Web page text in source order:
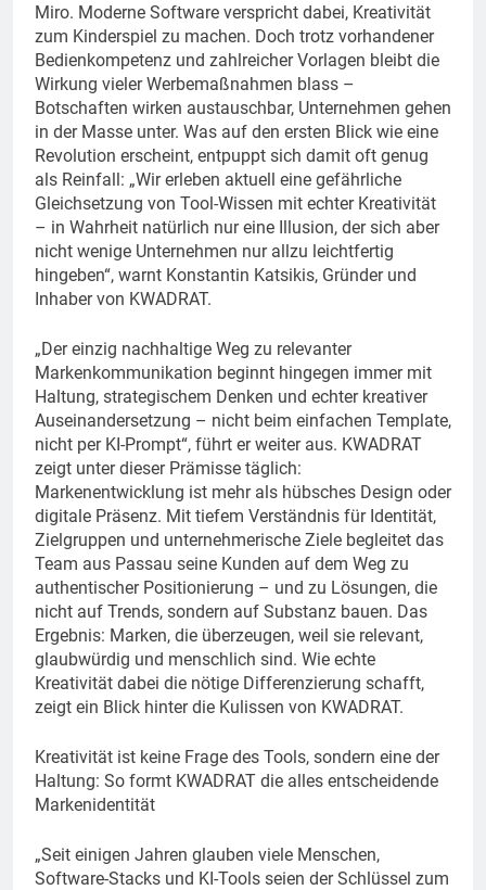
Miro. Moderne Software verspricht dabei, Kreativität
zum Kinderspiel zu machen. Doch trotz vorhandener
Bedienkompetenz und zahlreicher Vorlagen bleibt die
Wirkung vieler Werbemaßnahmen blass –
Botschaften wirken austauschbar, Unternehmen gehen
in der Masse unter. Was auf den ersten Blick wie eine
Revolution erscheint, entpuppt sich damit oft genug
als Reinfall: „Wir erleben aktuell eine gefährliche
Gleichsetzung von Tool-Wissen mit echter Kreativität
– in Wahrheit natürlich nur eine Illusion, der sich aber
nicht wenige Unternehmen nur allzu leichtfertig
hingeben“, warnt Konstantin Katsikis, Gründer und
Inhaber von KWADRAT.
„Der einzig nachhaltige Weg zu relevanter
Markenkommunikation beginnt hingegen immer mit
Haltung, strategischem Denken und echter kreativer
Auseinandersetzung – nicht beim einfachen Template,
nicht per KI-Prompt“, führt er weiter aus. KWADRAT
zeigt unter dieser Prämisse täglich:
Markenentwicklung ist mehr als hübsches Design oder
digitale Präsenz. Mit tiefem Verständnis für Identität,
Zielgruppen und unternehmerische Ziele begleitet das
Team aus Passau seine Kunden auf dem Weg zu
authentischer Positionierung – und zu Lösungen, die
nicht auf Trends, sondern auf Substanz bauen. Das
Ergebnis: Marken, die überzeugen, weil sie relevant,
glaubwürdig und menschlich sind. Wie echte
Kreativität dabei die nötige Differenzierung schafft,
zeigt ein Blick hinter die Kulissen von KWADRAT.
Kreativität ist keine Frage des Tools, sondern eine der
Haltung: So formt KWADRAT die alles entscheidende
Markenidentität
„Seit einigen Jahren glauben viele Menschen,
Software-Stacks und KI-Tools seien der Schlüssel zum